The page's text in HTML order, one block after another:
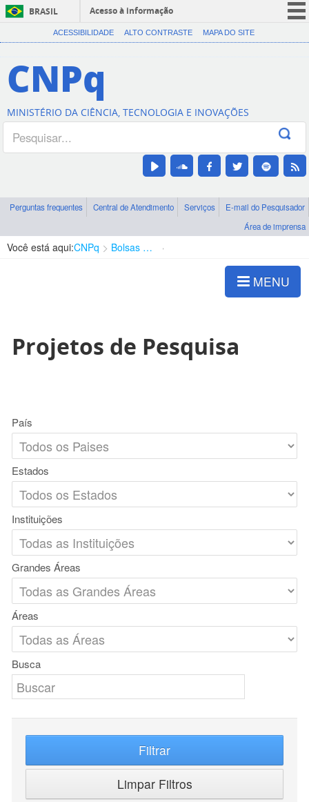
BRASIL
Acesso à informação
CORONAVÍRUS (COVID-19)
Canais
ACESSIBILIDADE ALTO CONTRASTE MAPA DO SITE
CNPq
MINISTÉRIO DA CIÊNCIA, TECNOLOGIA E INOVAÇÕES
Perguntas frequentes Central de Atendimento Serviços
E-mail do Pesquisador
Área de imprensa
Você está aqui:CNPq Bolsas e Auxílios Vigentes
MENU
Projetos de Pesquisa
País
Estados
Instituições
Grandes Áreas
Áreas
Busca
Filtrar
Limpar Filtros